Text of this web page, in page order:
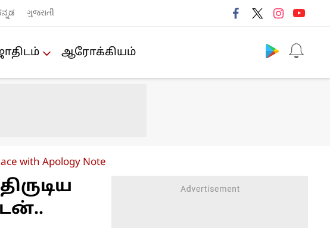
ગુજરાતી
ஆரோக்கியம்
with Apology Note